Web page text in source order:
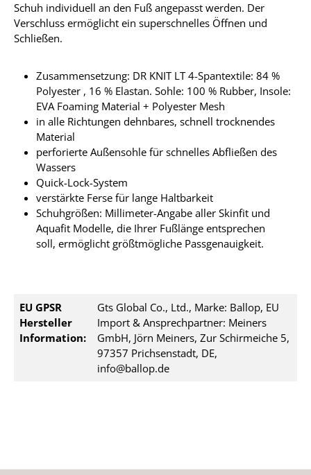
Schuh individuell an den Fuß angepasst werden. Der
Verschluss ermöglicht ein superschnelles Öffnen und
Schließen.
Zusammensetzung: DR KNIT LT 4-Spantextile: 84 %
Polyester , 16 % Elastan. Sohle: 100 % Rubber, Insole:
EVA Foaming Material + Polyester Mesh
in alle Richtungen dehnbares, schnell trocknendes
Material
perforierte Außensohle für schnelles Abfließen des
Wassers
Quick-Lock-System
verstärkte Ferse für lange Haltbarkeit
Schuhgrößen: Millimeter-Angabe aller Skinfit und
Aquafit Modelle, die Ihrer Fußlänge entsprechen
soll, ermöglicht größtmögliche Passgenauigkeit.
EU GPSR
Hersteller
Information:
Gts Global Co., Ltd., Marke: Ballop, EU
Import & Ansprechpartner: Meiners
GmbH, Jörn Meiners, Zur Schirmeiche 5,
97357 Prichsenstadt, DE,
info@ballop.de